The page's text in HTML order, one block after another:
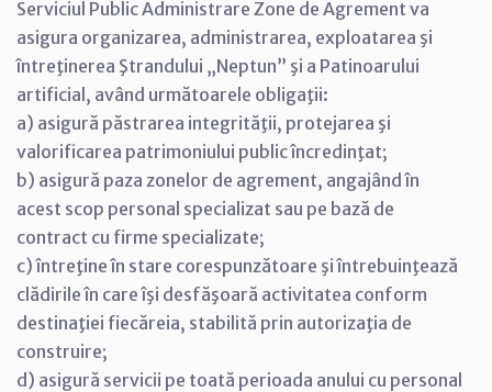
Serviciul Public Administrare Zone de Agrement va
asigura organizarea, administrarea, exploatarea şi
întreţinerea Ştrandului „Neptun” şi a Patinoarului
artificial, având următoarele obligaţii:
a) asigură păstrarea integrităţii, protejarea şi
valorificarea patrimoniului public încredinţat;
b) asigură paza zonelor de agrement, angajând în
acest scop personal specializat sau pe bază de
contract cu firme specializate;
c) întreţine în stare corespunzătoare şi întrebuinţează
clădirile în care îşi desfăşoară activitatea conform
destinaţiei fiecăreia, stabilită prin autorizaţia de
construire;
d) asigură servicii pe toată perioada anului cu personal